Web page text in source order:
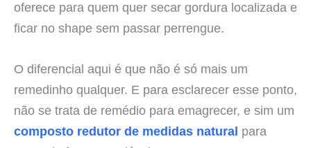
oferece para quem quer secar gordura localizada e
ficar no shape sem passar perrengue.
O diferencial aqui é que não é só mais um
remedinho qualquer. E para esclarecer esse ponto,
não se trata de remédio para emagrecer, e sim um
composto redutor de medidas natural para